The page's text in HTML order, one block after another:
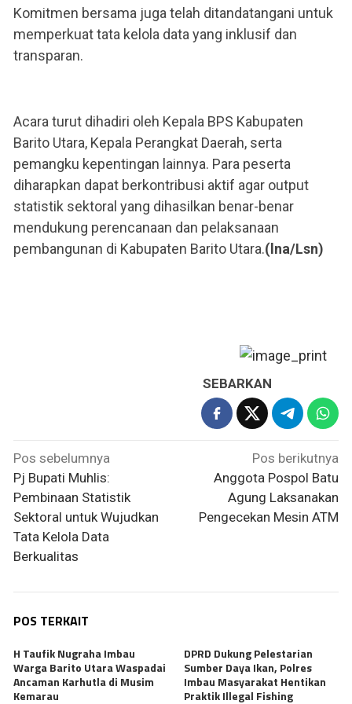
Komitmen bersama juga telah ditandatangani untuk
memperkuat tata kelola data yang inklusif dan
transparan.
Acara turut dihadiri oleh Kepala BPS Kabupaten
Barito Utara, Kepala Perangkat Daerah, serta
pemangku kepentingan lainnya. Para peserta
diharapkan dapat berkontribusi aktif agar output
statistik sektoral yang dihasilkan benar-benar
mendukung perencanaan dan pelaksanaan
pembangunan di Kabupaten Barito Utara.(lna/Lsn)
SEBARKAN
Navigasi
pos
Pos sebelumnya
Pj Bupati Muhlis:
Pembinaan Statistik
Sektoral untuk Wujudkan
Tata Kelola Data
Berkualitas
Pos berikutnya
Anggota Pospol Batu
Agung Laksanakan
Pengecekan Mesin ATM
POS TERKAIT
H Taufik Nugraha Imbau
Warga Barito Utara Waspadai
Ancaman Karhutla di Musim
Kemarau
DPRD Dukung Pelestarian
Sumber Daya Ikan, Polres
Imbau Masyarakat Hentikan
Praktik Illegal Fishing